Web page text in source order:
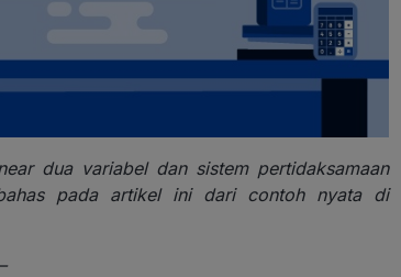
dua variabel dan sistem pertidaksamaan
pada artikel ini dari contoh nyata di